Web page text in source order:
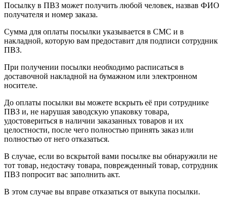
Посылку в ПВЗ может получить любой человек, назвав ФИО
получателя и номер заказа.
Сумма для оплаты посылки указывается в СМС и в
накладной, которую вам предоставит для подписи сотрудник
ПВЗ.
При получении посылки необходимо расписаться в
доставочной накладной на бумажном или электронном
носителе.
До оплаты посылки вы можете вскрыть её при сотруднике
ПВЗ и, не нарушая заводскую упаковку товара,
удостовериться в наличии заказанных товаров и их
целостности, после чего полностью принять заказ или
полностью от него отказаться.
В случае, если во вскрытой вами посылке вы обнаружили не
тот товар, недостачу товара, поврежденный товар, сотрудник
ПВЗ попросит вас заполнить акт.
В этом случае вы вправе отказаться от выкупа посылки.